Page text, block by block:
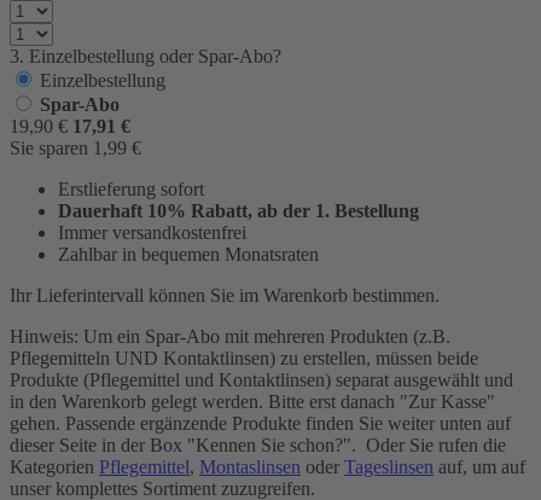
3. Einzelbestellung oder Spar-Abo?
Einzelbestellung
Spar-Abo
19,90 € 17,91 €
Sie sparen 1,99 €
Erstlieferung sofort
Dauerhaft 10% Rabatt, ab der 1. Bestellung
Immer versandkostenfrei
Zahlbar in bequemen Monatsraten
Ihr Lieferintervall können Sie im Warenkorb bestimmen.
Hinweis: Um ein Spar-Abo mit mehreren Produkten (z.B.
Pflegemitteln UND Kontaktlinsen) zu erstellen, müssen beide
Produkte (Pflegemittel und Kontaktlinsen) separat ausgewählt und
in den Warenkorb gelegt werden. Bitte erst danach "Zur Kasse"
gehen. Passende ergänzende Produkte finden Sie weiter unten auf
dieser Seite in der Box "Kennen Sie schon?". Oder Sie rufen die
Kategorien Pflegemittel, Montaslinsen oder Tageslinsen auf, um auf
unser komplettes Sortiment zuzugreifen.